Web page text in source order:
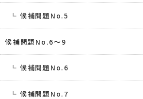
候補問題No.5
候補問題No.6〜9
候補問題No.6
候補問題No.7